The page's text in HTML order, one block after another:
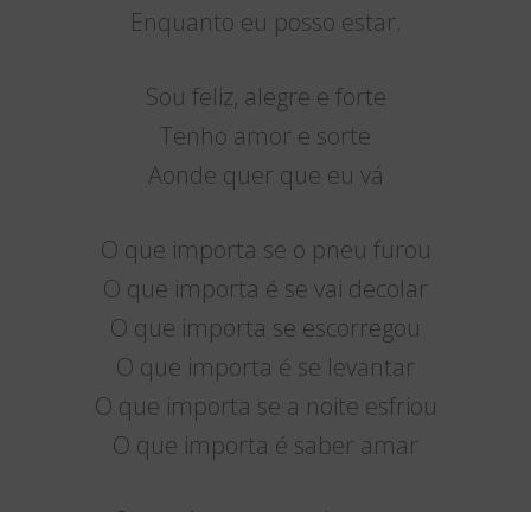
Enquanto eu posso estar.
Sou feliz, alegre e forte
Tenho amor e sorte
Aonde quer que eu vá
O que importa se o pneu furou
O que importa é se vai decolar
O que importa se escorregou
O que importa é se levantar
O que importa se a noite esfriou
O que importa é saber amar